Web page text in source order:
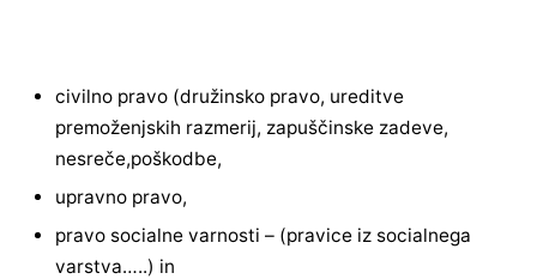
civilno pravo (družinsko pravo, ureditve
premoženjskih razmerij, zapuščinske zadeve,
nesreče,poškodbe,
upravno pravo,
pravo socialne varnosti – (pravice iz socialnega
varstva…..) in